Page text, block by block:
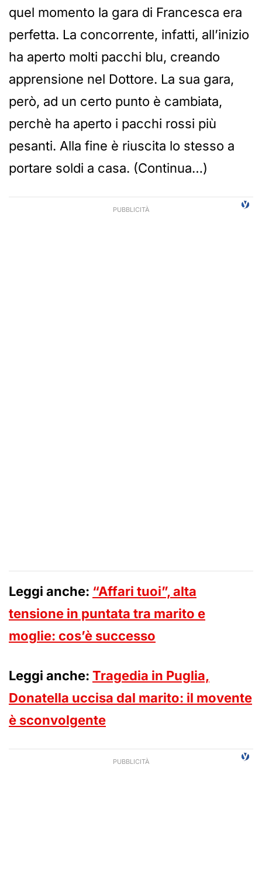
quel momento la gara di Francesca era
perfetta. La concorrente, infatti, all’inizio
ha aperto molti pacchi blu, creando
apprensione nel Dottore. La sua gara,
però, ad un certo punto è cambiata,
perchè ha aperto i pacchi rossi più
pesanti. Alla fine è riuscita lo stesso a
portare soldi a casa. (Continua…)
Leggi anche: “Affari tuoi”, alta
tensione in puntata tra marito e
moglie: cos’è successo
Leggi anche: Tragedia in Puglia,
Donatella uccisa dal marito: il movente
è sconvolgente